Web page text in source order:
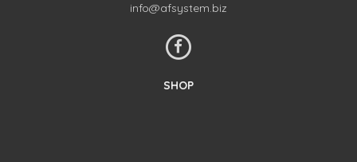
info@afsystem.biz
SHOP